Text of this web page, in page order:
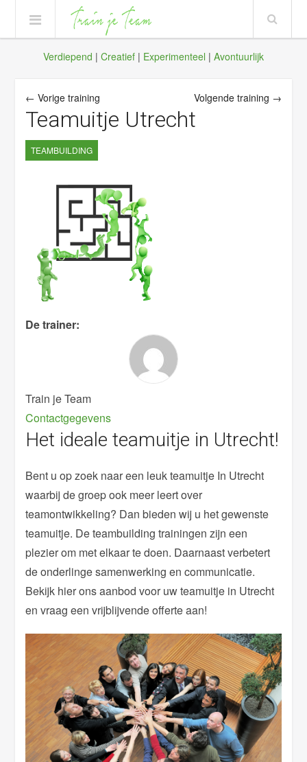
Verdiepend | Creatief | Experimenteel | Avontuurlijk
← Vorige training Volgende training →
Teamuitje Utrecht
TEAMBUILDING
De trainer:
Train je Team
Contactgegevens
Het ideale teamuitje in Utrecht!
Bent u op zoek naar een leuk teamuitje In Utrecht
waarbij de groep ook meer leert over
teamontwikkeling? Dan bieden wij u het gewenste
teamuitje. De teambuilding trainingen zijn een
plezier om met elkaar te doen. Daarnaast verbetert
de onderlinge samenwerking en communicatie.
Bekijk hier ons aanbod voor uw teamuitje in Utrecht
en vraag een vrijblijvende offerte aan!